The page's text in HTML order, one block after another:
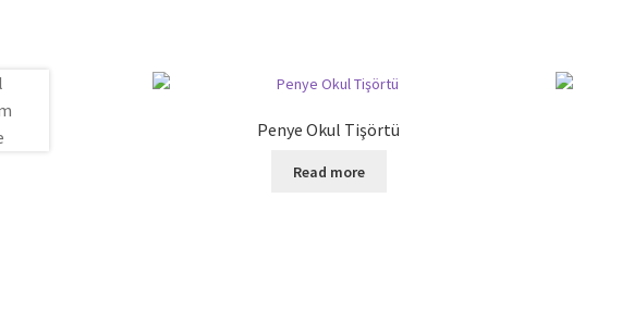
Penye Okul Tişörtü
Read more